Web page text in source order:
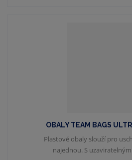
OBALY TEAM BAGS
Plastové obaly slouží pro
najednou. S